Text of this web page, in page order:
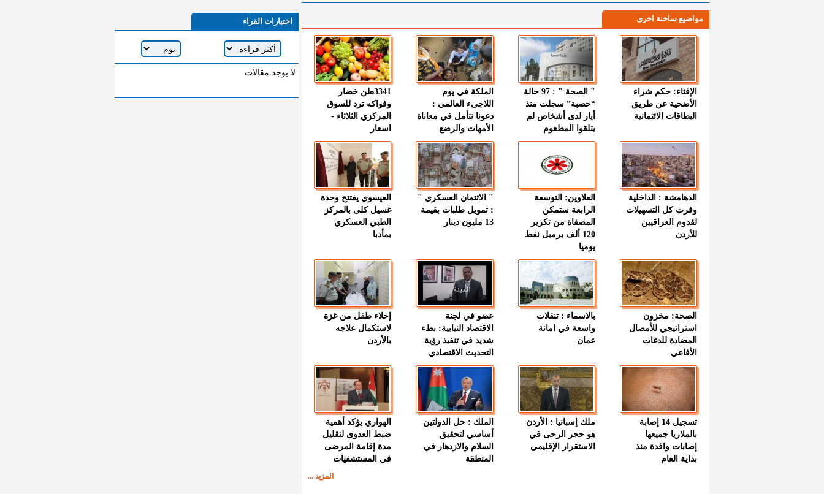
مواضيع ساخنة اخرى
الإفتاء: حكم شراء
الأضحية عن طريق
البطاقات الائتمانية
" الصحة " : 97 حالة
“حصبة” سجلت منذ
أيار لدى أشخاص لم
يتلقوا المطعوم
الملكة في يوم
اللاجىء العالمي :
دعونا نتأمل في معاناة
الأمهات والرضع
3341طن خضار
وفواكه ترد للسوق
المركزي الثلاثاء -
اسعار
الدهامشة : الداخلية
وفرت كل التسهيلات
لقدوم العراقيين
للأردن
العلاوين: التوسعة
الرابعة ستمكن
المصفاة من تكرير
120 ألف برميل نفط
يوميا
" الائتمان العسكري "
: تمويل طلبات بقيمة
13 مليون دينار
العيسوي يفتتح وحدة
غسيل كلى بالمركز
الطبي العسكري
بمأدبا
الصحة: مخزون
استراتيجي للأمصال
المضادة للدغات
الأفاعي
بالاسماء : تنقلات
واسعة في امانة
عمان
عضو في لجنة
الاقتصاد النيابية: بطء
شديد في تنفيذ رؤية
التحديث الاقتصادي
إخلاء طفل من غزة
لاستكمال علاجه
بالأردن
تسجيل 14 إصابة
بالملاريا جميعها
إصابات وافدة منذ
بداية العام
ملك إسبانيا : الأردن
هو حجر الرحى في
الاستقرار الإقليمي
الملك : حل الدولتين
أساسي لتحقيق
السلام والازدهار في
المنطقة
الهواري يؤكد أهمية
ضبط العدوى لتقليل
مدة إقامة المرضى
في المستشفيات
المزيد ...
اختيارات القراء
لا يوجد مقالات